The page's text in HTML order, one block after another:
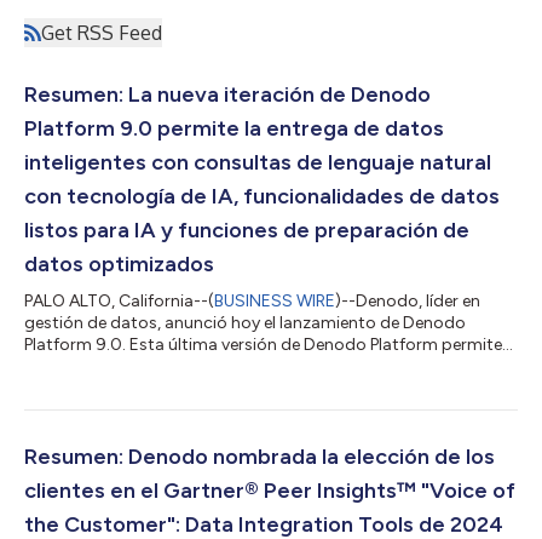
Get RSS Feed
Resumen: La nueva iteración de Denodo
Platform 9.0 permite la entrega de datos
inteligentes con consultas de lenguaje natural
con tecnología de IA, funcionalidades de datos
listos para IA y funciones de preparación de
datos optimizados
PALO ALTO, California--(BUSINESS WIRE)--Denodo, líder en
gestión de datos, anunció hoy el lanzamiento de Denodo
Platform 9.0. Esta última versión de Denodo Platform permite
lo que elimina la necesidad de saber SQL. También tiene la
(LLM) con datos regulados en tiempo real de toda la empresa,
Resumen: Denodo nombrada la elección de los
clientes en el Gartner® Peer Insights™ "Voice of
the Customer": Data Integration Tools de 2024